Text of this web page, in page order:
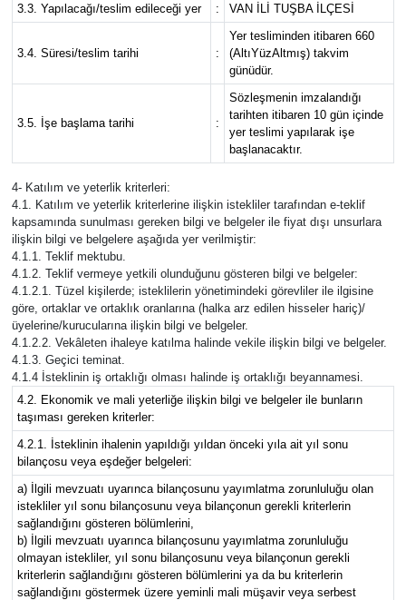
3.3. Yapılacağı/teslim edileceği yer
: VAN İLİ TUŞBA İLÇESİ
3.4. Süresi/teslim tarihi :
Yer tesliminden itibaren 660
(AltıYüzAltmış) takvim
günüdür.
3.5. İşe başlama tarihi :
Sözleşmenin imzalandığı
tarihten itibaren 10 gün içinde
yer teslimi yapılarak işe
başlanacaktır.
4- Katılım ve yeterlik kriterleri:
4.1. Katılım ve yeterlik kriterlerine ilişkin istekliler tarafından e-teklif
kapsamında sunulması gereken bilgi ve belgeler ile fiyat dışı unsurlara
ilişkin bilgi ve belgelere aşağıda yer verilmiştir:
4.1.1. Teklif mektubu.
4.1.2. Teklif vermeye yetkili olunduğunu gösteren bilgi ve belgeler:
4.1.2.1. Tüzel kişilerde; isteklilerin yönetimindeki görevliler ile ilgisine
göre, ortaklar ve ortaklık oranlarına (halka arz edilen hisseler hariç)/
üyelerine/kurucularına ilişkin bilgi ve belgeler.
4.1.2.2. Vekâleten ihaleye katılma halinde vekile ilişkin bilgi ve belgeler.
4.1.3. Geçici teminat.
4.1.4 İsteklinin iş ortaklığı olması halinde iş ortaklığı beyannamesi.
4.2. Ekonomik ve mali yeterliğe ilişkin bilgi ve belgeler ile bunların
taşıması gereken kriterler:
4.2.1. İsteklinin ihalenin yapıldığı yıldan önceki yıla ait yıl sonu
bilançosu veya eşdeğer belgeleri:
a) İlgili mevzuatı uyarınca bilançosunu yayımlatma zorunluluğu olan
istekliler yıl sonu bilançosunu veya bilançonun gerekli kriterlerin
sağlandığını gösteren bölümlerini,
b) İlgili mevzuatı uyarınca bilançosunu yayımlatma zorunluluğu
olmayan istekliler, yıl sonu bilançosunu veya bilançonun gerekli
kriterlerin sağlandığını gösteren bölümlerini ya da bu kriterlerin
sağlandığını göstermek üzere yeminli mali müşavir veya serbest